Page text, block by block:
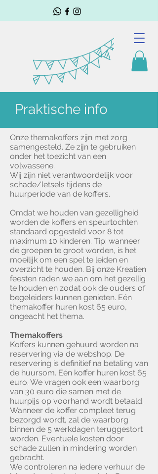
Praktische info
Onze themakoffers zijn met zorg
samengesteld. Ze zijn te gebruiken
onder het toezicht van een
volwassene.
Wij zijn niet verantwoordelijk voor
schade/letsels tijdens de
huurperiode van de koffers.
Omdat we houden van gezelligheid
worden de koffers en speurtochten
standaard opgesteld voor 8 tot
maximum 10 kinderen. Tip: wanneer
de groepen te groot worden, is het
moeilijk om een spel te leiden en
overzicht te houden. Bij onze Kreatien
feesten raden we aan om het gezellig
te houden en zodat ook de ouders of
begeleiders kunnen genieten. Eén
themakoffer huren kost 65 euro,
ongeacht het thema.
Themakoffers
Koffers kunnen gehuurd worden na
reservering via de webshop. De
reservering is definitief na betaling van
de huursom. Eén koffer huren kost 65
euro. We vragen ook een waarborg
van 30 euro die samen met de
huurpijs op voorhand wordt betaald.
Wanneer de koffer compleet terug
bezorgd wordt, zal de waarborg
binnen de 5 werkdagen teruggestort
worden. Eventuele kosten door
schade zullen in mindering worden
gebracht.
We controleren na iedere verhuur de